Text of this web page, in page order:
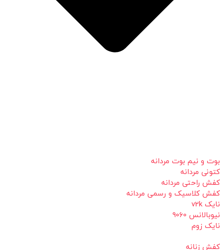
بوت و نیم بوت مردانه
کتونی مردانه
کفش راحتی مردانه
کفش کلاسیک و رسمی مردانه
نایک v2k
نیوبالانس 9060
نایک زوم
کفش زنانه